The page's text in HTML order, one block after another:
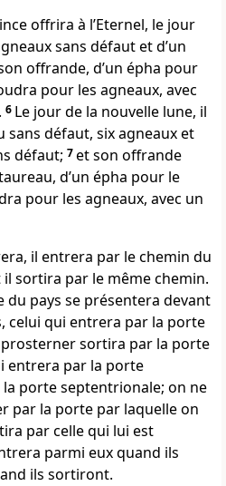
offrira à l’Eternel, le jour
sans défaut et d’un
offrande, d’un épha pour
pour les agneaux, avec
6 Le jour de la nouvelle lune, il
défaut, six agneaux et
défaut; 7et son offrande
d’un épha pour le
pour les agneaux, avec un
il entrera par le chemin du
sortira par le même chemin.
du pays se présentera devant
celui qui entrera par la porte
sortira par la porte
entrera par la porte
porte septentrionale; on ne
par la porte par laquelle on
par celle qui lui est
parmi eux quand ils
ils sortiront.